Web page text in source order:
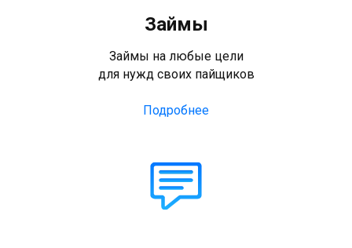
Займы
Займы на любые цели
для нужд своих пайщиков
Подробнее